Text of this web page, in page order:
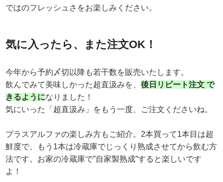
ではのフレッシュさをお楽しみください。
気に入ったら、また注文OK！
今年から予約〆切以降も若干数を販売いたします。
飲んでみて美味しかった超直汲みを、後日リピート注文 で
きるようになりました！
気にいった「超直汲み」をもう一度、ご注文くださいね。
プラスアルファの楽しみ方もご紹介。2本買って1本目は超
鮮度で、もう1本は冷蔵庫でじっくり熟成させてから飲む方
法です。お家の冷蔵庫で”自家製熟成”すると楽しいです
よ！